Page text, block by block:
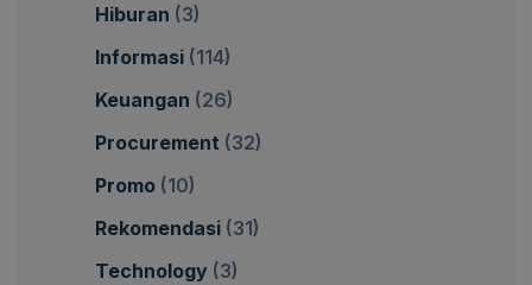
Hiburan (3)
Informasi (114)
Keuangan (26)
Procurement (32)
Promo (10)
Rekomendasi (31)
Technology (3)